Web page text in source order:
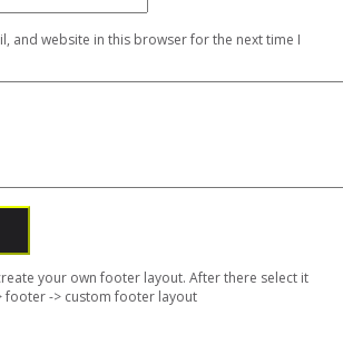
and website in this browser for the next time I
your own footer layout. After there select it
footer -> custom footer layout